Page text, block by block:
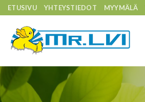
Skip
to
content
ETUSIVU YHTEYSTIEDOT MYYMÄLÄ